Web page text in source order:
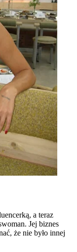
a teraz
Jej biznes
że nie było innej